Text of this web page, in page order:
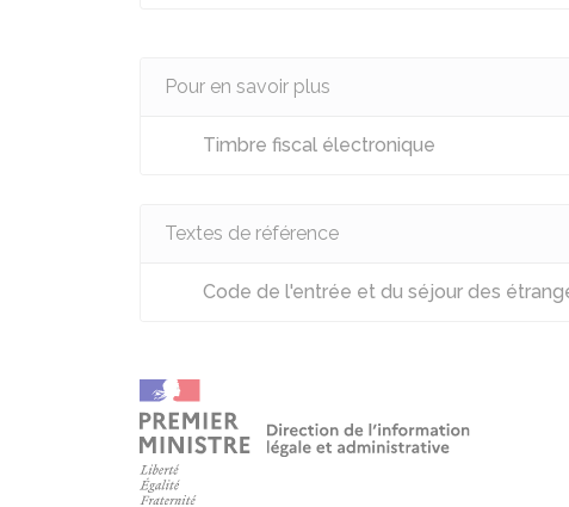
Pour en savoir plus
Timbre fiscal électronique
Textes de référence
Code de l'entrée et du séjour des